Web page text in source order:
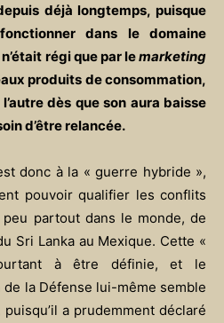
déjà longtemps, puisque
dans le domaine
régi que par lemarketing
produits de consommation,
dès que son aura baisse
d’être relancée.
donc à la « guerre hybride »,
pouvoir qualifier les conflits
partout dans le monde, de
Sri Lanka au Mexique. Cette «
à être définie, et le
la Défense lui-même semble
a prudemment déclaré